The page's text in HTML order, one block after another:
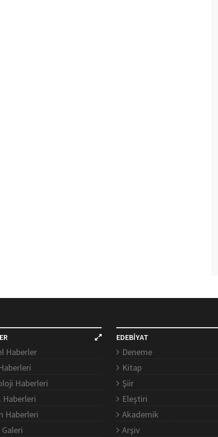
Haberler
Haberleri
Haberleri
Haberleri
EDEBİYAT
Deneme
Kitap
Şiir
Eleştiri
Akademik
Arşiv